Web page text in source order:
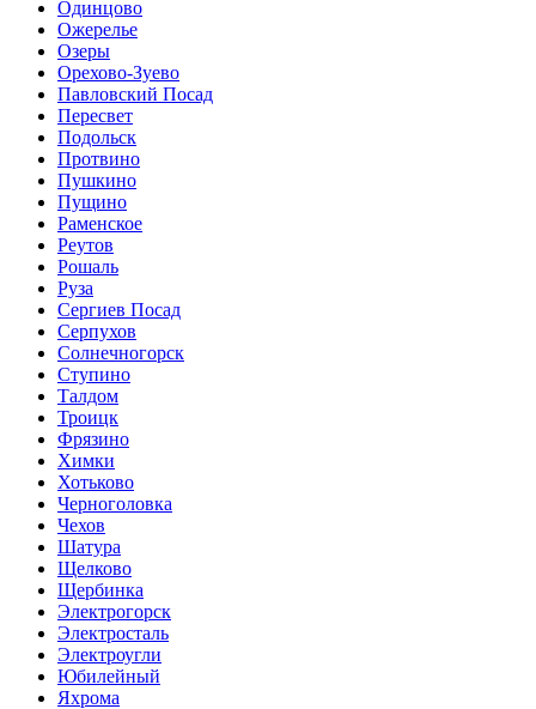
Одинцово
Ожерелье
Озеры
Орехово-Зуево
Павловский Посад
Пересвет
Подольск
Протвино
Пушкино
Пущино
Раменское
Реутов
Рошаль
Руза
Сергиев Посад
Серпухов
Солнечногорск
Ступино
Талдом
Троицк
Фрязино
Химки
Хотьково
Черноголовка
Чехов
Шатура
Щелково
Щербинка
Электрогорск
Электросталь
Электроугли
Юбилейный
Яхрома